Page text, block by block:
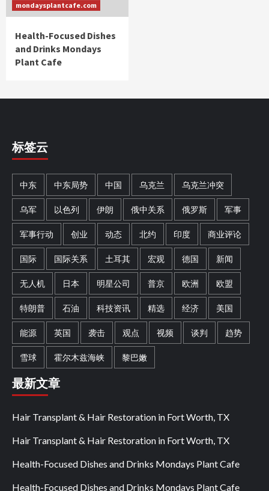
mondaysplantcafe.com
Health-Focused Dishes
and Drinks Mondays
Plant Cafe
标签云
中东 中东局势 中国 乌克兰 乌克兰冲突
乌军 以色列 伊朗 俄中关系 俄罗斯 军事
军事行动 创业 动态 北约 印度 商业评论
国际 国际关系 土耳其 宏观 德国 新闻
无人机 日本 明星公司 普京 欧洲 欧盟
特朗普 石油 科技资讯 精选 经济 美国
能源 英国 袭击 观点 视频 谈判 趋势
雪球 霍尔木兹海峡 黎巴嫩
最新文章
Hair Transplant & Hair Restoration in Fort Worth, TX
Hair Transplant & Hair Restoration in Fort Worth, TX
Health-Focused Dishes and Drinks Mondays Plant Cafe
Health-Focused Dishes and Drinks Mondays Plant Cafe